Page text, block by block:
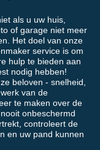
als u uw huis,
of garage niet meer
Het doel van onze
service is om
hulp te bieden aan
nodig hebben!
beloven - snelheid,
van de
te maken over de
onbeschermd
controleert de
en uw pand kunnen